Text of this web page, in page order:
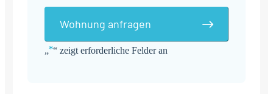
„*“ zeigt erforderliche Felder an
Wohnung anfragen